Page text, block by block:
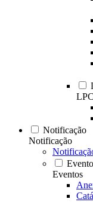
Notificação
Notificação
Eventos